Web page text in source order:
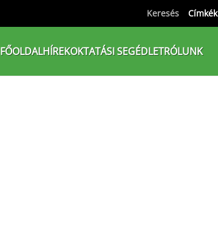
Keresés Címkék
FŐOLDALHÍREKOKTATÁSI SEGÉDLETRÓLUNK